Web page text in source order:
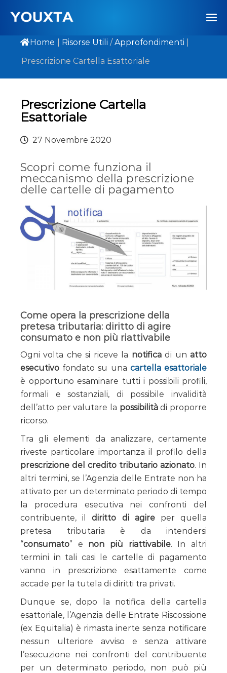
Home Risorse Utili / Approfondimenti
Prescrizione Cartella Esattoriale
Prescrizione Cartella
Esattoriale
27 Novembre 2020
Scopri come funziona il
meccanismo della prescrizione
delle cartelle di pagamento
Come opera la prescrizione della
pretesa tributaria: diritto di agire
consumato e non più riattivabile
Ogni volta che si riceve la notificadi unatto
esecutivo fondato su una cartella esattoriale
è opportuno esaminare tutti i possibili profili,
formali e sostanziali, di possibile invalidità
dell’atto per valutare la possibilitàdi proporre
ricorso.
Tra gli elementi da analizzare, certamente
riveste particolare importanza il profilo della
prescrizione del credito tributario azionato. In
altri termini, se l’Agenzia delle Entrate non ha
attivato per un determinato periodo di tempo
la procedura esecutiva nei confronti del
contribuente, ildiritto di agireper quella
pretesa tributaria è da intendersi
“consumato” e non più riattivabile. In altri
termini in tali casi le cartelle di pagamento
vanno in prescrizione esattamente come
accade per la tutela di diritti tra privati.
Dunque se, dopo la notifica della cartella
esattoriale, l’Agenzia delle Entrate Riscossione
(ex Equitalia) è rimasta inerte senza notificare
nessun ulteriore avviso e senza attivare
l’esecuzione nei confronti del contribuente
per un determinato periodo, non può più